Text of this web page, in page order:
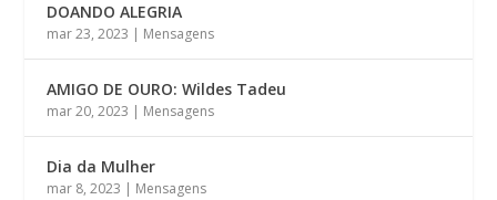
DOANDO ALEGRIA
mar 23, 2023 | Mensagens
AMIGO DE OURO: Wildes Tadeu
mar 20, 2023 | Mensagens
Dia da Mulher
mar 8, 2023 | Mensagens